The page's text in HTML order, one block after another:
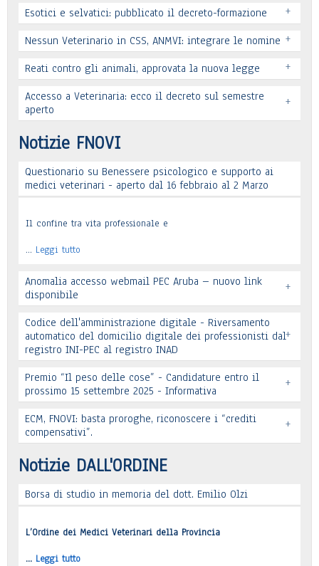
Esotici e selvatici: pubblicato il decreto-formazione +
Leggi tutto
Nessun Veterinario in CSS, ANMVI: integrare le nomine +
Leggi tutto
Reati contro gli animali, approvata la nuova legge +
Leggi tutto
Accesso a Veterinaria: ecco il decreto sul semestre
aperto
+
Leggi tutto
Notizie FNOVI
Questionario su Benessere psicologico e supporto ai
medici veterinari - aperto dal 16 febbraio al 2 Marzo
Il confine tra vita professionale e
… Leggi tutto
Anomalia accesso webmail PEC Aruba – nuovo link
disponibile
+
Leggi tutto
Codice dell'amministrazione digitale - Riversamento
automatico del domicilio digitale dei professionisti dal
registro INI-PEC al registro INAD
+
Leggi tutto
Premio “Il peso delle cose” - Candidature entro il
prossimo 15 settembre 2025 - Informativa
+
Premio “Il peso delle cose” - Candidature
… Leggi tutto
ECM, FNOVI: basta proroghe, riconoscere i “crediti
compensativi”.
+
Leggi tutto
Notizie DALL'ORDINE
Borsa di studio in memoria del dott. Emilio Olzi
L’Ordine dei Medici Veterinari della Provincia
… Leggi tutto